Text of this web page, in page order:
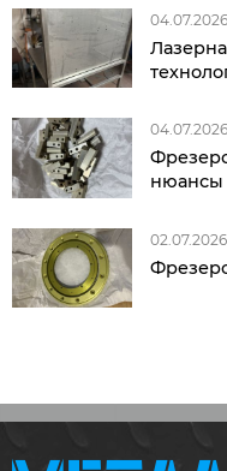
04.07.2026
04.07.2026
нюансы
02.07.2026